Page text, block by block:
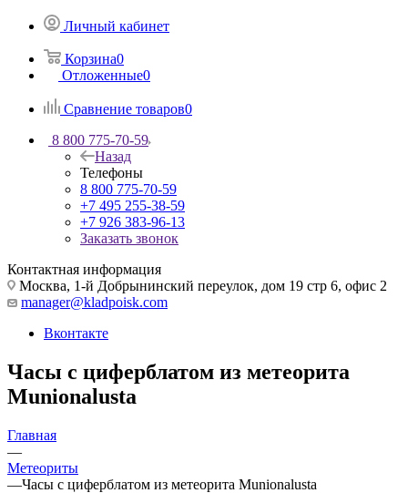
Личный кабинет
Корзина0
Отложенные0
Сравнение товаров0
8 800 775-70-59
Назад
Телефоны
8 800 775-70-59
+7 495 255-38-59
+7 926 383-96-13
Заказать звонок
Контактная информация
Москва, 1-й Добрынинский переулок, дом 19 стр 6, офис 2
manager@kladpoisk.com
Вконтакте
Часы с циферблатом из метеорита
Munionalusta
Главная
—
Метеориты
—Часы с циферблатом из метеорита Munionalusta